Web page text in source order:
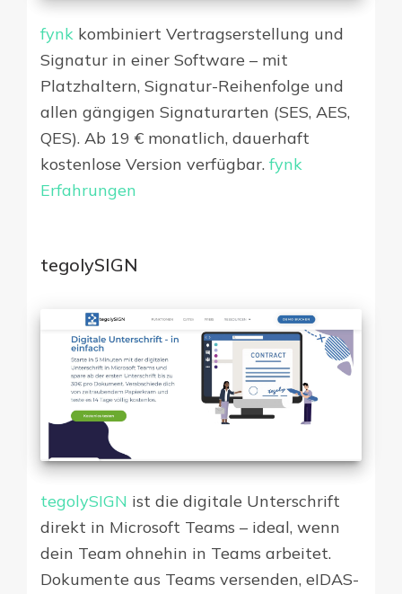
fynk kombiniert Vertragserstellung und
Signatur in einer Software – mit
Platzhaltern, Signatur-Reihenfolge und
allen gängigen Signaturarten (SES, AES,
QES). Ab 19 € monatlich, dauerhaft
kostenlose Version verfügbar. fynk
Erfahrungen
tegolySIGN
tegolySIGN ist die digitale Unterschrift
direkt in Microsoft Teams – ideal, wenn
dein Team ohnehin in Teams arbeitet.
Dokumente aus Teams versenden, eIDAS-